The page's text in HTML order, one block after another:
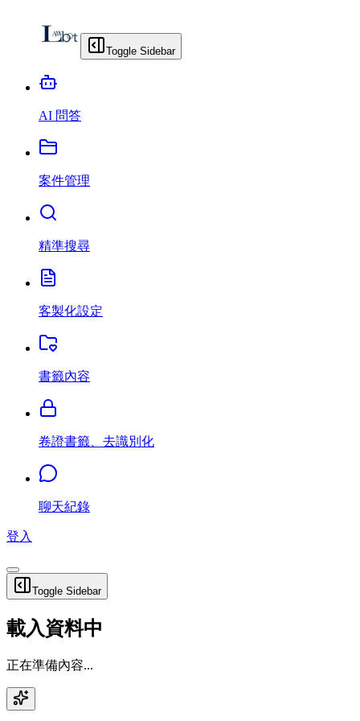
Toggle Sidebar
AI 問答
案件管理
精準搜尋
客製化設定
書籤內容
卷證書籤、去識別化
聊天紀錄
登入
Toggle Sidebar
載入資料中
正在準備內容...